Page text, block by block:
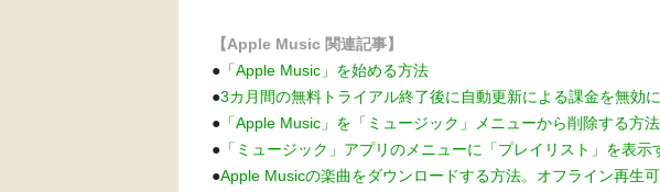
【Apple Music 関連記事】
● 「Apple Music」を始める方法
●3カ月間の無料トライアル終了後に自動更新による課金を無効
● 「Apple Music」を「ミュージック」メニューから削除する方法
● 「ミュージック」アプリのメニューに「プレイリスト」を表示
●Apple Musicの楽曲をダウンロードする方法。オフライン再生可